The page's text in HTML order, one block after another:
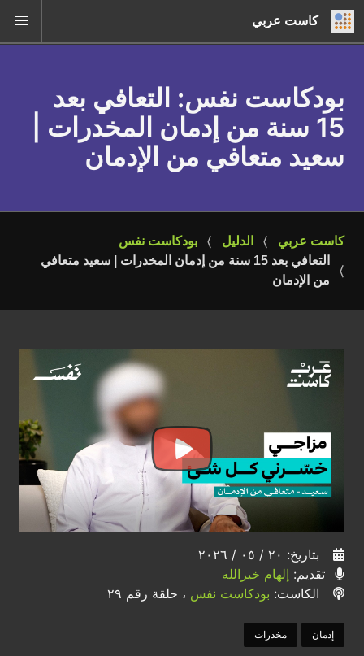
كاست عربي
بودكاست نفس: التعافي بعد
15 سنة من إدمان المخدرات |
سعيد متعافي من الإدمان
كاست عربي الدليل
بودكاست نفس
التعافي بعد 15 سنة من إدمان المخدرات | سعيد متعافي
من الإدمان
بتاريخ: ٢٠ / ٠٥ / ٢٠٢٦
تقديم: إلهام خيرالله
الكاست: بودكاست نفس ، حلقة رقم ٢٩
إدمان مخدرات